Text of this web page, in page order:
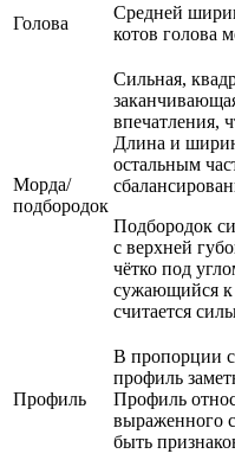
Голова
Средней
котов голова
Морда/
подбородок
Сильная,
впечатления,
Длина и
остальным
Подбородок
с верхней
чётко под
сужающийся к
считается
Профиль
В пропорции
профиль
Профиль
выраженного
быть